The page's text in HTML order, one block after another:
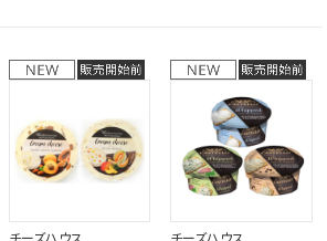
チーズハウス
チーズハウス